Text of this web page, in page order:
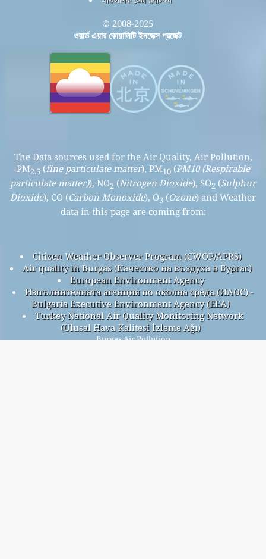
© 2008-2025
ওয়ার্ল্ড এয়ার কোয়ালিটি ইনডেক্স প্রজেক্ট
The Data sources used for the Air Quality, Air Pollution,
PM2.5 (fine particulate matter), PM10(PM10 (Respirable
particulate matter)), NO2 (Nitrogen Dioxide), SO2 (Sulphur
Dioxide), CO (Carbon Monoxide), O3 (Ozone) and Weather
data in this page are coming from:
Citizen Weather Observer Program (CWOP/APRS)
Air quality in Burgas (Качество на въздуха в Бургас)
European Environment Agency
Изпълнителната агенция по околна среда (ИАОС) -
Bulgaria Executive Environment Agency (EEA)
Turkey National Air Quality Monitoring Network
(Ulusal Hava Kalitesi İzleme Ağı)
Burgas Air Pollution